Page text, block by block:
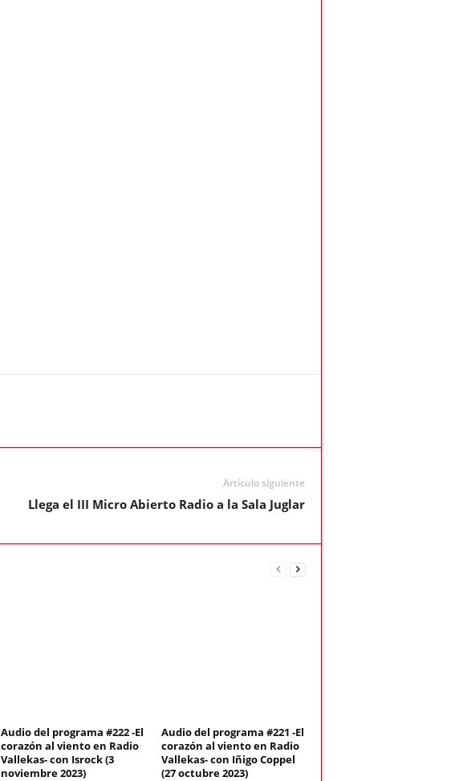
Artículo siguiente
Llega el III Micro Abierto Radio a la Sala Juglar
Audio del programa #222 -El
corazón al viento en Radio
Vallekas- con Isrock (3
noviembre 2023)
Audio del programa #221 -El
corazón al viento en Radio
Vallekas- con Iñigo Coppel
(27 octubre 2023)